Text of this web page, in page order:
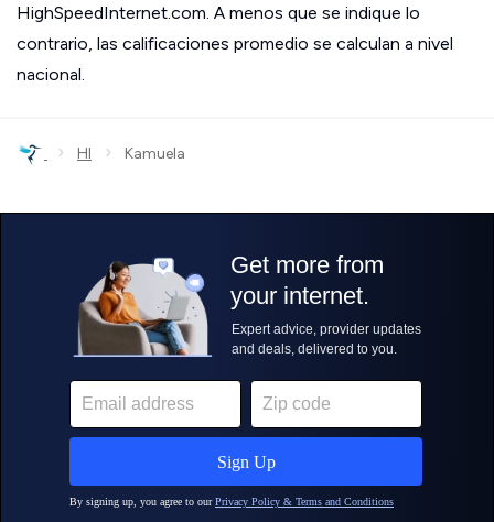
HighSpeedInternet.com. A menos que se indique lo
contrario, las calificaciones promedio se calculan a nivel
nacional.
› HI › Kamuela